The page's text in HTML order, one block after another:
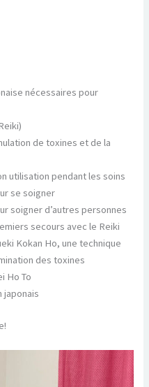
nécessaires pour
de toxines et de la
utilisation pendant les soins
se soigner
soigner d’autres personnes
secours avec le Reiki
Kokan Ho, une technique
des toxines
Ho To
japonais